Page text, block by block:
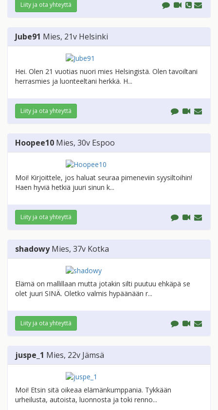
Liity ja ota yhteyttä
Jube91 Mies, 21v Helsinki
Hei. Olen 21 vuotias nuori mies Helsingistä. Olen tavoiltani
herrasmies ja luonteeltani herkkä. H...
Liity ja ota yhteyttä
Hoopee10 Mies, 30v Espoo
Moi! Kirjoittele, jos haluat seuraa pimeneviin syysiltoihin!
Haen hyviä hetkiä juuri sinun k...
Liity ja ota yhteyttä
shadowy Mies, 37v Kotka
Elämä on mallillaan mutta jotakin silti puutuu ehkäpä se
olet juuri SINÄ. Oletko valmis hypäänään r...
Liity ja ota yhteyttä
juspe_1 Mies, 22v Jämsä
Moi! Etsin sitä oikeaa elämänkumppania. Tykkään
urheilusta, autoista, luonnosta ja toki renno...